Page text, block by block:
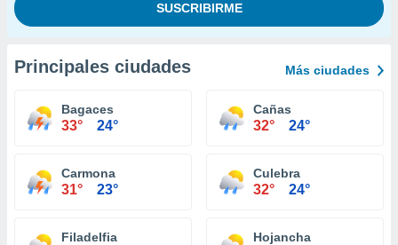
Principales ciudades Más ciudades
Bagaces
33° 24°
Cañas
32° 24°
Carmona
31° 23°
Culebra
32° 24°
Filadelfia Hojancha